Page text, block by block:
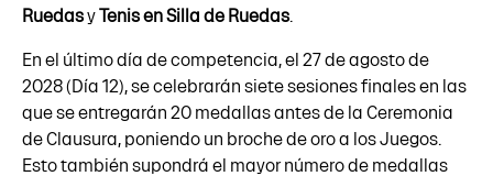
RuedasyTenis en Silla de Ruedas.
En el último día de competencia, el 27 de agosto de
2028 (Día 12), se celebrarán siete sesiones finales en las
que se entregarán 20 medallas antes de la Ceremonia
de Clausura, poniendo un broche de oro a los Juegos.
Esto también supondrá el mayor número de medallas